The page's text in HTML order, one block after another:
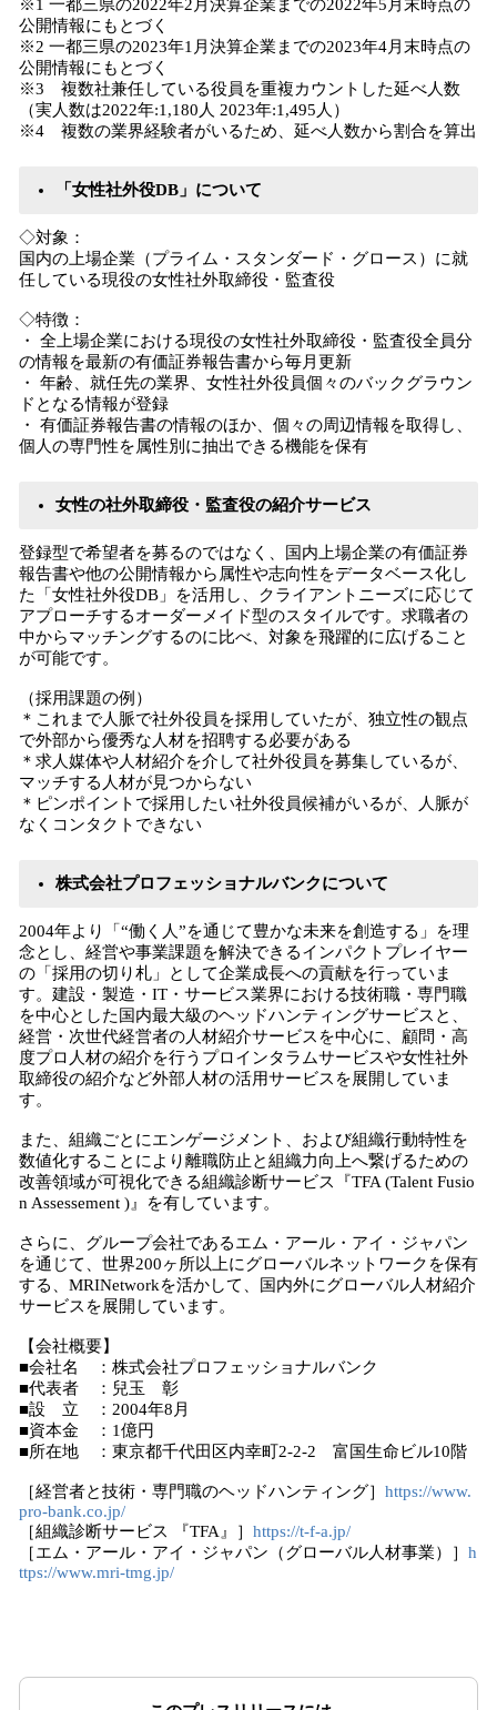
※1 一都三県の2022年2月決算企業までの2022年5月末時点の
公開情報にもとづく
※2 一都三県の2023年1月決算企業までの2023年4月末時点の
公開情報にもとづく
※3 複数社兼任している役員を重複カウントした延べ人数
（実人数は2022年:1,180人 2023年:1,495人）
※4 複数の業界経験者がいるため、延べ人数から割合を算出
「女性社外役DB」について
◇対象：
国内の上場企業（プライム・スタンダード・グロース）に就
任している現役の女性社外取締役・監査役
◇特徴：
・ 全上場企業における現役の女性社外取締役・監査役全員分
の情報を最新の有価証券報告書から毎月更新
・ 年齢、就任先の業界、女性社外役員個々のバックグラウン
ドとなる情報が登録
・ 有価証券報告書の情報のほか、個々の周辺情報を取得し、
個人の専門性を属性別に抽出できる機能を保有
女性の社外取締役・監査役の紹介サービス
登録型で希望者を募るのではなく、国内上場企業の有価証券
報告書や他の公開情報から属性や志向性をデータベース化し
た「女性社外役DB」を活用し、クライアントニーズに応じて
アプローチするオーダーメイド型のスタイルです。求職者の
中からマッチングするのに比べ、対象を飛躍的に広げること
が可能です。
（採用課題の例）
＊これまで人脈で社外役員を採用していたが、独立性の観点
で外部から優秀な人材を招聘する必要がある
＊求人媒体や人材紹介を介して社外役員を募集しているが、
マッチする人材が見つからない
＊ピンポイントで採用したい社外役員候補がいるが、人脈が
なくコンタクトできない
株式会社プロフェッショナルバンクについて
2004年より「“働く人”を通じて豊かな未来を創造する」を理
念とし、経営や事業課題を解決できるインパクトプレイヤー
の「採用の切り札」として企業成長への貢献を行っていま
す。建設・製造・IT・サービス業界における技術職・専門職
を中心とした国内最大級のヘッドハンティングサービスと、
経営・次世代経営者の人材紹介サービスを中心に、顧問・高
度プロ人材の紹介を行うプロインタラムサービスや女性社外
取締役の紹介など外部人材の活用サービスを展開していま
す。
また、組織ごとにエンゲージメント、および組織行動特性を
数値化することにより離職防止と組織力向上へ繋げるための
改善領域が可視化できる組織診断サービス『TFA (Talent Fusio
n Assessement )』を有しています。
さらに、グループ会社であるエム・アール・アイ・ジャパン
を通じて、世界200ヶ所以上にグローバルネットワークを保有
する、MRINetworkを活かして、国内外にグローバル人材紹介
サービスを展開しています。
【会社概要】
■会社名 ：株式会社プロフェッショナルバンク
■代表者 ：兒玉 彰
■設 立 ：2004年8月
■資本金 ：1億円
■所在地 ：東京都千代田区内幸町2-2-2 富国生命ビル10階
［経営者と技術・専門職のヘッドハンティング］ https://www.
pro-bank.co.jp/
［組織診断サービス 『TFA』］ https://t-f-a.jp/
［エム・アール・アイ・ジャパン（グローバル人材事業）］ h
ttps://www.mri-tmg.jp/